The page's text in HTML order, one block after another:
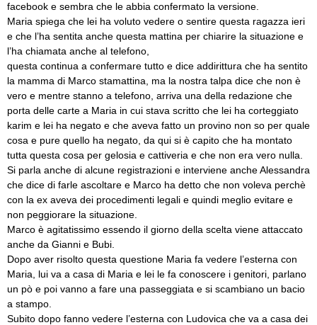
facebook e sembra che le abbia confermato la versione.
Maria spiega che lei ha voluto vedere o sentire questa ragazza ieri
e che l’ha sentita anche questa mattina per chiarire la situazione e
l’ha chiamata anche al telefono,
questa continua a confermare tutto e dice addirittura che ha sentito
la mamma di Marco stamattina, ma la nostra talpa dice che non è
vero e mentre stanno a telefono, arriva una della redazione che
porta delle carte a Maria in cui stava scritto che lei ha corteggiato
karim e lei ha negato e che aveva fatto un provino non so per quale
cosa e pure quello ha negato, da qui si è capito che ha montato
tutta questa cosa per gelosia e cattiveria e che non era vero nulla.
Si parla anche di alcune registrazioni e interviene anche Alessandra
che dice di farle ascoltare e Marco ha detto che non voleva perchè
con la ex aveva dei procedimenti legali e quindi meglio evitare e
non peggiorare la situazione.
Marco è agitatissimo essendo il giorno della scelta viene attaccato
anche da Gianni e Bubi.
Dopo aver risolto questa questione Maria fa vedere l’esterna con
Maria, lui va a casa di Maria e lei le fa conoscere i genitori, parlano
un pò e poi vanno a fare una passeggiata e si scambiano un bacio
a stampo.
Subito dopo fanno vedere l’esterna con Ludovica che va a casa dei